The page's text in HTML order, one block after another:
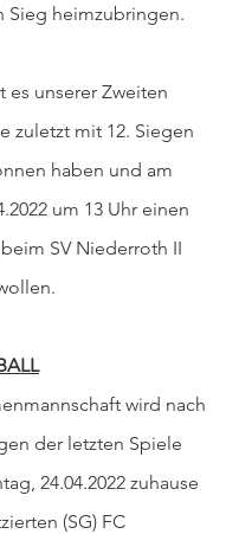
Sieg heimzubringen.
es unserer Zweiten
zuletzt mit 12. Siegen
haben und am
um 13 Uhr einen
SV Niederroth II
wird nach
der letzten Spiele
24.04.2022 zuhause
(SG) FC